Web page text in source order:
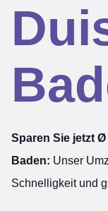
Sparen Sie jetzt
Baden: Unser
Schnelligkeit und